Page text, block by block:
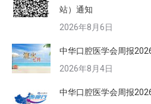
站）通知
2026年8月6日
中华口腔医学会周报
2026年8月4日
中华口腔医学会周报